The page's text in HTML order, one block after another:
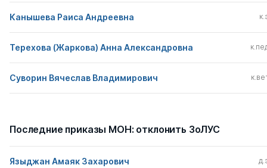
Канышева Раиса Андреевна
Терехова (Жаркова) Анна Александровна
Суворин Вячеслав Владимирович
Последние приказы МОН: отклонить ЗоЛУС
Языджан Амаяк Захарович